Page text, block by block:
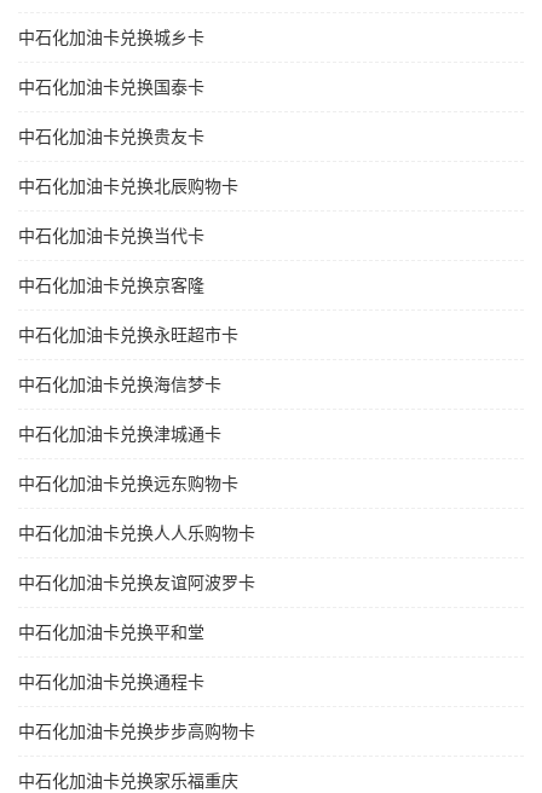
中石化加油卡兑换城乡卡
中石化加油卡兑换国泰卡
中石化加油卡兑换贵友卡
中石化加油卡兑换北辰购物卡
中石化加油卡兑换当代卡
中石化加油卡兑换京客隆
中石化加油卡兑换永旺超市卡
中石化加油卡兑换海信梦卡
中石化加油卡兑换津城通卡
中石化加油卡兑换远东购物卡
中石化加油卡兑换人人乐购物卡
中石化加油卡兑换友谊阿波罗卡
中石化加油卡兑换平和堂
中石化加油卡兑换通程卡
中石化加油卡兑换步步高购物卡
中石化加油卡兑换家乐福重庆